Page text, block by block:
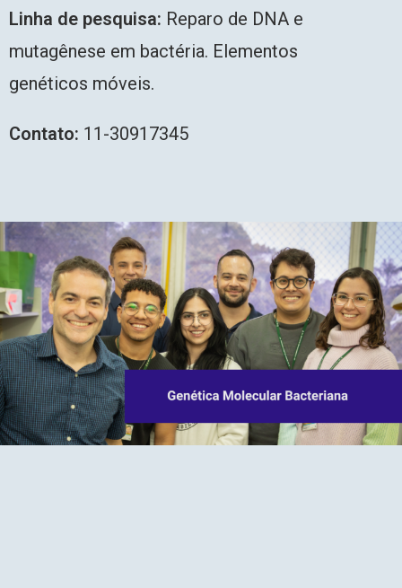
Linha de pesquisa: Reparo de DNA e
mutagênese em bactéria. Elementos
genéticos móveis.
Contato: 11-30917345